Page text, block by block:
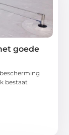
goede
bestaat